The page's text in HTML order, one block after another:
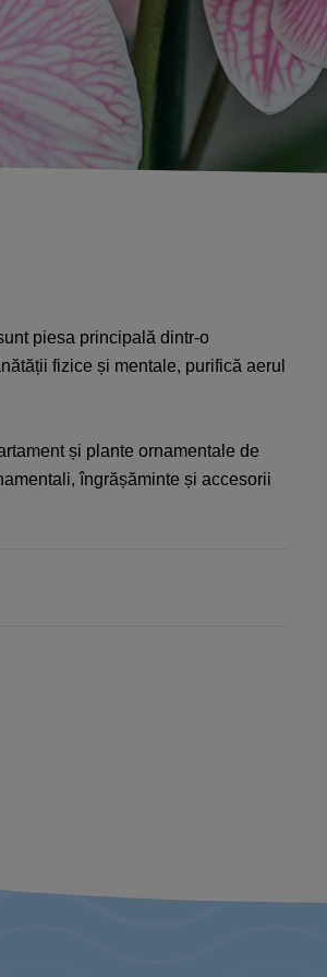
piesa principală dintr-o
fizice și mentale, purifică aerul
și plante ornamentale de
îngrășăminte și accesorii